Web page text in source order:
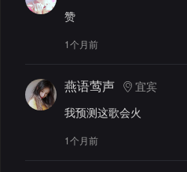
赞
1个月前
燕语莺声
宜宾
我预测这歌会火
1个月前